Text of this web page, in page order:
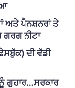
ਅਤੇ ਪੈਨਸ਼ਨਰਾਂ ਤੇ
ਗਰਗ ਨੀਟਾ
ਦੀ ਵੱਡੀ
ਗੁਹਾਰ…ਸਰਕਾਰ